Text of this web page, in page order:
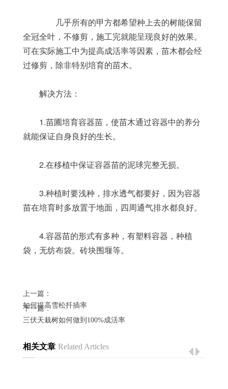
全冠全叶，不修剪，施工完就能呈现良好的效果。
可在实际施工中为提高成活率等因素，苗木都会经
过修剪，除非特别培育的苗木。
	解决方法：
就能保证自身良好的生长。
	2.在移植中保证容器苗的泥球完整无损。
苗在培育时多放置于地面，四周通气排水都良好。
袋，无纺布袋。砖块围堰等。
上一篇：
如何提高雪松扦插率
下一篇：
三伏天栽树如何做到100%成活率
相关文章 Related Articles